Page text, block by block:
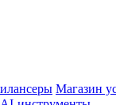
Магазин